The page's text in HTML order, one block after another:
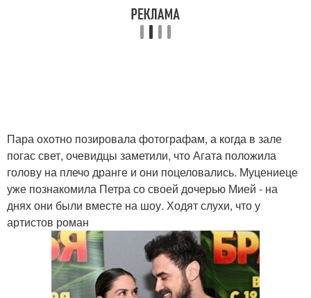
Пара охотно позировала фотографам, а когда в зале
погас свет, очевидцы заметили, что Агата положила
голову на плечо дранге и они поцеловались. Муцениеце
уже познакомила Петра со своей дочерью Мией - на
днях они были вместе на шоу. Ходят слухи, что у
артистов роман